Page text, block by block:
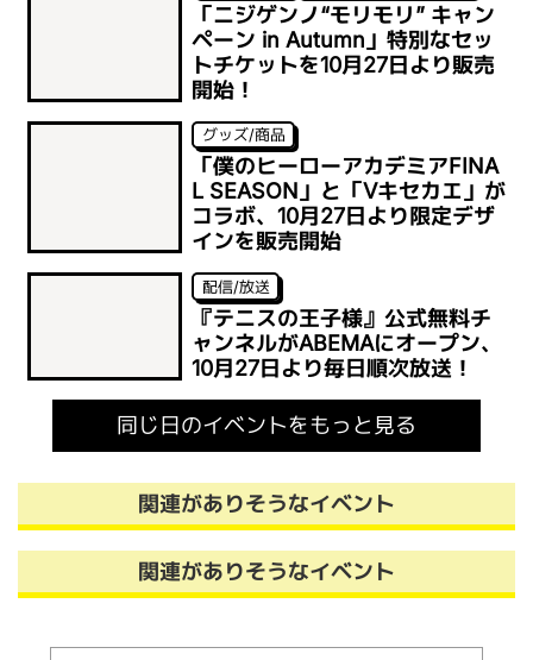
「ニジゲンノ“モリモリ” キャン
ペーン in Autumn」特別なセッ
トチケットを10月27日より販売
開始！
グッズ/商品
「僕のヒーローアカデミアFINA
L SEASON」と「Vキセカエ」が
コラボ、10月27日より限定デザ
インを販売開始
配信/放送
『テニスの王子様』公式無料チ
ャンネルがABEMAにオープン、
10月27日より毎日順次放送！
同じ日のイベントをもっと見る
関連がありそうなイベント
関連がありそうなイベント